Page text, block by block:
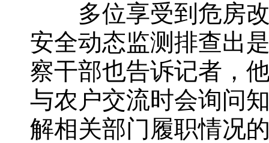
多位享受到危房改
安全动态监测排查出
察干部也告诉记者，
与农户交流时会询问
解相关部门履职情况